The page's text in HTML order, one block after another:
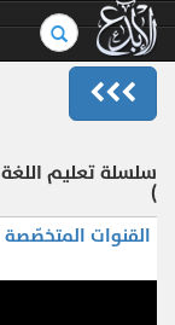
بحث
في
الموسوعة..
)
القنوات المتخصّصة